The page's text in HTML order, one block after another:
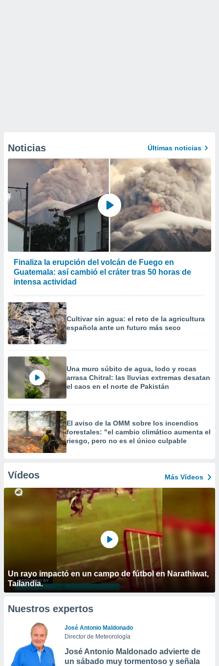
Noticias Últimas noticias
Finaliza la erupción del volcán de Fuego en
Guatemala: así cambió el cráter tras 50 horas de
intensa actividad
Cultivar sin agua: el reto de la agricultura
española ante un futuro más seco
Una muro súbito de agua, lodo y rocas
arrasa Chitral: las lluvias extremas desatan
el caos en el norte de Pakistán
El aviso de la OMM sobre los incendios
forestales: "el cambio climático aumenta el
riesgo, pero no es el único culpable
Vídeos Más Vídeos
Un rayo impactó en un campo de fútbol en Narathiwat,
Tailandia.
Nuestros expertos
José Antonio Maldonado
Director de Meteorología
José Antonio Maldonado advierte de
un sábado muy tormentoso y señala